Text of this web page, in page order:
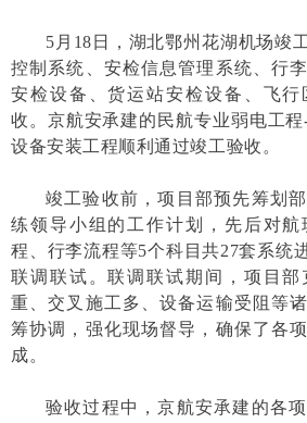
5 月18日，湖北鄂州花湖机场竣
控制系统、安检信息管理系统、行
安检设备、货运站安检设备、飞行
收。京航安承建的民航专业弱电工
设备安装工程顺利通过竣工验收。
竣工验收前，项目部预先筹划
练领导小组的工作计划，先后对
程、行李流程等5个科目共27套系统
联调联试。联调联试期间，项目部
重、交叉施工多、设备运输受阻等
筹协调，强化现场督导，确保了各
成。
验收过程中，京航安承建的各